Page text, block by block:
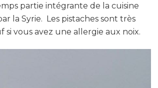
partie intégrante de la cuisine
la Syrie. Les pistaches sont très
vous avez une allergie aux noix.